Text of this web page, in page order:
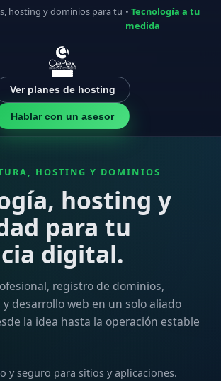
hosting y dominios para tu • Tecnología a tu
medida
Ver planes de hosting
Hablar con un asesor
HOSTING Y DOMINIOS
hosting y
para tu
digital.
registro de dominios,
desarrollo web en un solo aliado
la idea hasta la operación estable
y seguro para sitios y aplicaciones.